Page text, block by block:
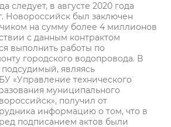
следует, в августе 2020 года
Новороссийск был заключен
на сумму более 4 миллионов
с данным контрактом
выполнить работы по
городского водопровода. В
подсудимый, являясь
«Управление технического
муниципального
получил от
информацию о том, что в
подписанием актов были